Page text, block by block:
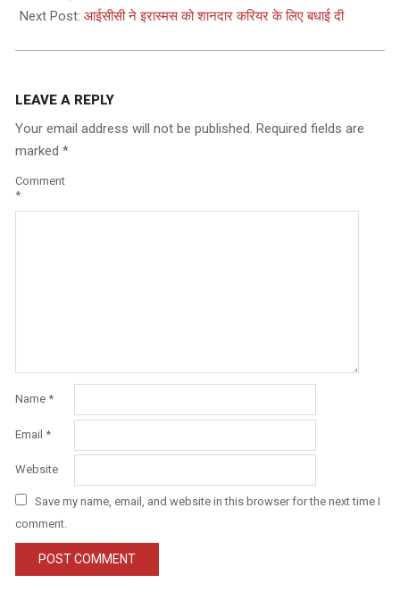
Next Post: आईसीसी ने इरास्मस को शानदार करियर के लिए बधाई दी
LEAVE A REPLY
Your email address will not be published. Required fields are
marked *
Comment
*
Name *
Email *
Website
Save my name, email, and website in this browser for the next time I
comment.